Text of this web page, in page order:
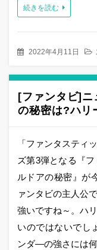
続きを読む
2022年4月11日
[ファンタビ]ニ
の秘密は?ハリ
「ファンタスティ
ズ第3弾となる『
ルドアの秘密』が
ァンタビの主人公
強いですね～。ハ
いのではないでし
ンダ―の強さには